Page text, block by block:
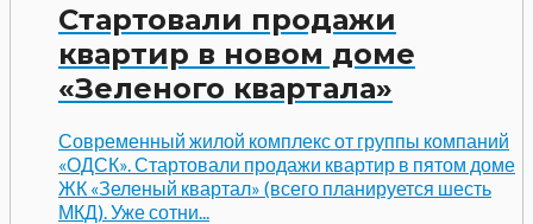
Стартовали продажи
квартир в новом доме
«Зеленого квартала»
Современный жилой комплекс от группы компаний
«ОДСК». Стартовали продажи квартир в пятом доме
ЖК «Зеленый квартал» (всего планируется шесть
МКД). Уже сотни...